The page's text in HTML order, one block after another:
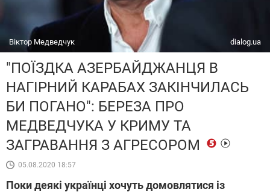
Віктор Медведчук dialog.ua
"ПОЇЗДКА АЗЕРБАЙДЖАНЦЯ В
НАГІРНИЙ КАРАБАХ ЗАКІНЧИЛАСЬ
БИ ПОГАНО": БЕРЕЗА ПРО
МЕДВЕДЧУКА У КРИМУ ТА
ЗАГРАВАННЯ З АГРЕСОРОМ
05.08.2020 18:57
Поки деякі українці хочуть домовлятися із